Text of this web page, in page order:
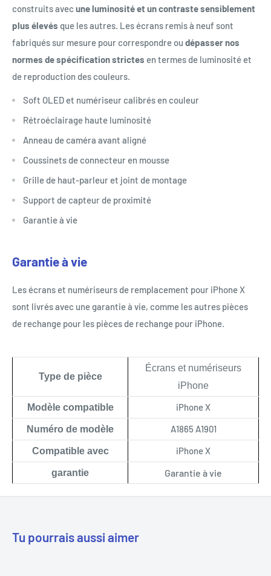
construits avecune luminosité et un contraste sensiblement
plus élevés que les autres. Les écrans remis à neuf sont
fabriqués sur mesure pour correspondre ou dépasser nos
normes de spécification strictes en termes de luminosité et
de reproduction des couleurs.
Soft OLED et numériseur calibrés en couleur
Rétroéclairage haute luminosité
Anneau de caméra avant aligné
Coussinets de connecteur en mousse
Grille de haut-parleur et joint de montage
Support de capteur de proximité
Garantie à vie
Garantie à vie
Les écrans et numériseurs de remplacement pour iPhone X
sont livrés avec une garantie à vie, comme les autres pièces
de rechange pour les pièces de rechange pour iPhone.
Type de pièce
Écrans et numériseurs
iPhone
Modèle compatible iPhone X
Numéro de modèle A1865 A1901
Compatible avec iPhone X
garantie Garantie à vie
Tu pourrais aussi aimer